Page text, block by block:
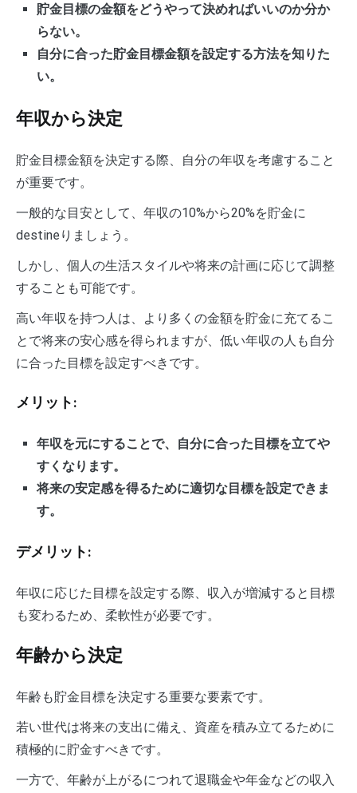
貯金目標の金額をどうやって決めればいいのか分か
らない。
自分に合った貯金目標金額を設定する方法を知りた
い。
年収から決定
貯金目標金額を決定する際、自分の年収を考慮すること
が重要です。
一般的な目安として、年収の10%から20%を貯金に
destineりましょう。
しかし、個人の生活スタイルや将来の計画に応じて調整
することも可能です。
高い年収を持つ人は、より多くの金額を貯金に充てるこ
とで将来の安心感を得られますが、低い年収の人も自分
に合った目標を設定すべきです。
メリット:
年収を元にすることで、自分に合った目標を立てや
すくなります。
将来の安定感を得るために適切な目標を設定できま
す。
デメリット:
年収に応じた目標を設定する際、収入が増減すると目標
も変わるため、柔軟性が必要です。
年齢から決定
年齢も貯金目標を決定する重要な要素です。
若い世代は将来の支出に備え、資産を積み立てるために
積極的に貯金すべきです。
一方で、年齢が上がるにつれて退職金や年金などの収入